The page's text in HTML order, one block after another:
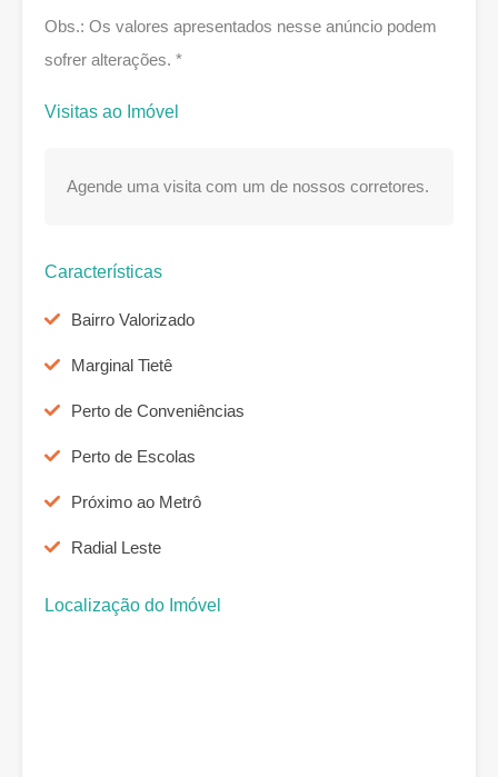
Obs.: Os valores apresentados nesse anúncio podem
sofrer alterações. *
Visitas ao Imóvel
Agende uma visita com um de nossos corretores.
Características
Bairro Valorizado
Marginal Tietê
Perto de Conveniências
Perto de Escolas
Próximo ao Metrô
Radial Leste
Localização do Imóvel